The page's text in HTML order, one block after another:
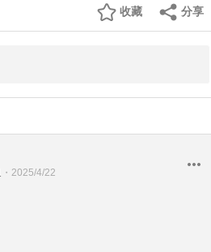
分享
收藏
・ 2025/4/22